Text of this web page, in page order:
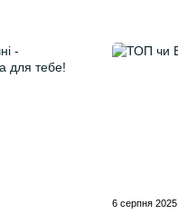
6 серпня 2025